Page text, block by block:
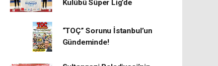
Kulübü Süper Lig’de
“TOÇ” Sorunu İstanbul’un
Gündeminde!